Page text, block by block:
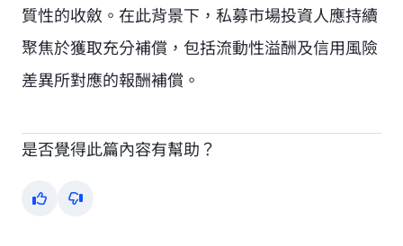
質性的收斂。在此背景下，私募市場投資人應持續
聚焦於獲取充分補償，包括流動性溢酬及信用風險
差異所對應的報酬補償。
是否覺得此篇內容有幫助？
Yes No